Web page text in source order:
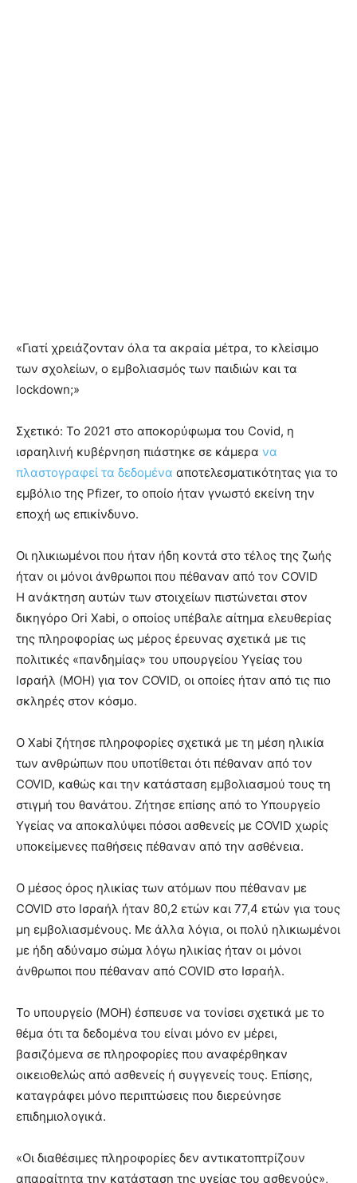
«Γιατί χρειάζονταν όλα τα ακραία μέτρα, το κλείσιμο
των σχολείων, o εμβολιασμός των παιδιών και τα
lockdown;»
Σχετικό: Το 2021 στο αποκορύφωμα του Covid, η
ισραηλινή κυβέρνηση πιάστηκε σε κάμερα να
πλαστογραφεί τα δεδομένα αποτελεσματικότητας για το
εμβόλιο της Pfizer, το οποίο ήταν γνωστό εκείνη την
εποχή ως επικίνδυνο.
Οι ηλικιωμένοι που ήταν ήδη κοντά στο τέλος της ζωής
ήταν οι μόνοι άνθρωποι που πέθαναν από τον COVID
Η ανάκτηση αυτών των στοιχείων πιστώνεται στον
δικηγόρο Ori Xabi, ο οποίος υπέβαλε αίτημα ελευθερίας
της πληροφορίας ως μέρος έρευνας σχετικά με τις
πολιτικές «πανδημίας» του υπουργείου Υγείας του
Ισραήλ (MOH) για τον COVID, οι οποίες ήταν από τις πιο
σκληρές στον κόσμο.
Ο Xabi ζήτησε πληροφορίες σχετικά με τη μέση ηλικία
των ανθρώπων που υποτίθεται ότι πέθαναν από τον
COVID, καθώς και την κατάσταση εμβολιασμού τους τη
στιγμή του θανάτου. Ζήτησε επίσης από το Υπουργείο
Υγείας να αποκαλύψει πόσοι ασθενείς με COVID χωρίς
υποκείμενες παθήσεις πέθαναν από την ασθένεια.
Ο μέσος όρος ηλικίας των ατόμων που πέθαναν με
COVID στο Ισραήλ ήταν 80,2 ετών και 77,4 ετών για τους
μη εμβολιασμένους. Με άλλα λόγια, οι πολύ ηλικιωμένοι
με ήδη αδύναμο σώμα λόγω ηλικίας ήταν οι μόνοι
άνθρωποι που πέθαναν από COVID στο Ισραήλ.
Το υπουργείο (MOH) έσπευσε να τονίσει σχετικά με το
θέμα ότι τα δεδομένα του είναι μόνο εν μέρει,
βασιζόμενα σε πληροφορίες που αναφέρθηκαν
οικειοθελώς από ασθενείς ή συγγενείς τους. Επίσης,
καταγράφει μόνο περιπτώσεις που διερεύνησε
επιδημιολογικά.
«Οι διαθέσιμες πληροφορίες δεν αντικατοπτρίζουν
απαραίτητα την κατάσταση της υγείας του ασθενούς»,